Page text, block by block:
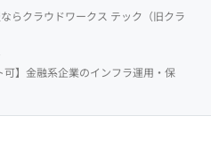
らクラウドワークス テック（旧クラ
可】金融系企業のインフラ運用・保